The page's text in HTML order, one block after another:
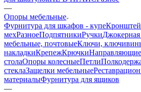
—
Опоры мебельные
Фурнитура для шкафов - купе
мехРазноеПодпятникиРучкиДжокерная
мебельные, почтовыеКлючи,
накладкиКрепежКрючкиНаправляющие
столаОпоры колесныеПетли
стеклаЗащелки мебельные
материалыФурнитура для ящиков
—